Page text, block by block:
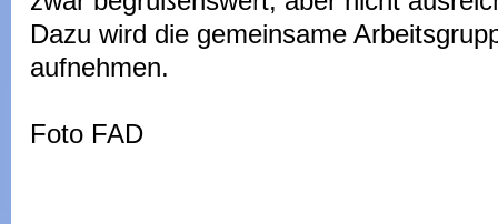
Dazu wird die gemeinsame
aufnehmen.
Foto FAD